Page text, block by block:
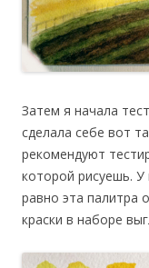
Затем я начала
сделала себе вот
рекомендуют
которой рисуешь. У
равно эта палитра
краски в наборе